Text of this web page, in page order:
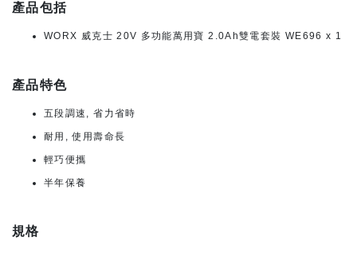
產品包括
WORX 威克士 20V 多功能萬用寶 2.0Ah雙電套裝 WE696 x 1
產品特色
五段調速, 省力省時
耐用, 使用壽命長
輕巧便攜
半年保養
規格